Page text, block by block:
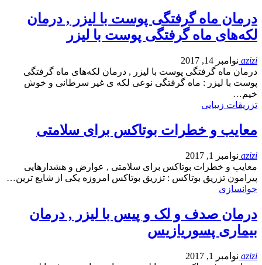
درمان ماه گرفتگی پوست با لیزر , درمان
لکه‌های ماه گرفتگی پوست با لیزر
azizi نوامبر 14, 2017
درمان ماه گرفتگی پوست با لیزر , درمان لکه‌های ماه گرفتگی
پوست با لیزر : ماه گرفتگی نوعی لکه ی غیر سرطانی و خوش
خیم…
تزریقات زیبایی
معایب و خطرات بوتاکس برای سلامتی
azizi نوامبر 1, 2017
معایب و خطرات بوتاکس برای سلامتی , عوارض و هشدارهایی
پیرامون تزریق بوتاکس : تزریق بوتاکس امروزه یکی از شایع ترین…
جوانسازی
درمان صدف و لک و پیس با لیزر , درمان
بیماری پسوریازیس
azizi نوامبر 1, 2017